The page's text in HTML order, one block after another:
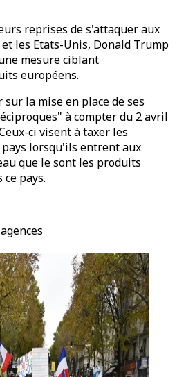
reprises de s'attaquer aux
les Etats-Unis, Donald Trump
mesure ciblant
européens.
la mise en place de ses
à compter du 2 avril
ci visent à taxer les
lorsqu'ils entrent aux
que le sont les produits
pays.